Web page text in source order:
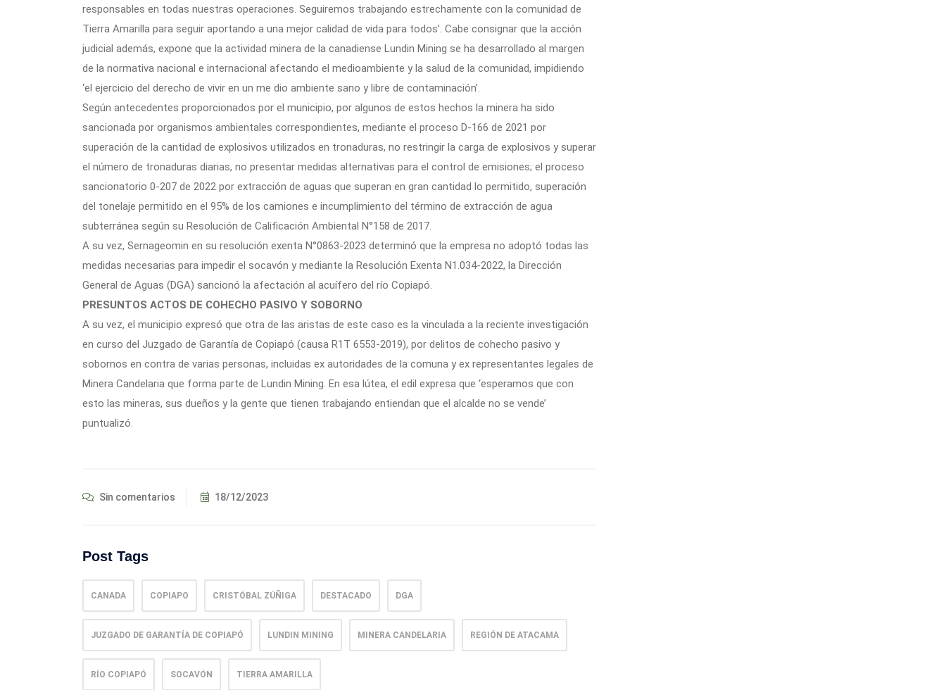
responsables en todas nuestras operaciones. Seguiremos trabajando estrechamente con la comunidad de
Tierra Amarilla para seguir aportando a una mejor calidad de vida para todos’. Cabe consignar que la acción
judicial además, expone que la actividad minera de la canadiense Lundin Mining se ha desarrollado al margen
de la normativa nacional e internacional afectando el medioambiente y la salud de la comunidad, impidiendo
‘el ejercicio del derecho de vivir en un me dio ambiente sano y libre de contaminación’.
Según antecedentes proporcionados por el municipio, por algunos de estos hechos la minera ha sido
sancionada por organismos ambientales correspondientes, mediante el proceso D-166 de 2021 por
superación de la cantidad de explosivos utilizados en tronaduras, no restringir la carga de explosivos y superar
el número de tronaduras diarias, no presentar medidas alternativas para el control de emisiones; el proceso
sancionatorio 0-207 de 2022 por extracción de aguas que superan en gran cantidad lo permitido, superación
del tonelaje permitido en el 95% de los camiones e incumplimiento del término de extracción de agua
subterránea según su Resolución de Calificación Ambiental N°158 de 2017.
A su vez, Sernageomin en su resolución exenta N°0863-2023 determinó que la empresa no adoptó todas las
medidas necesarias para impedir el socavón y mediante la Resolución Exenta N1.034-2022, la Dirección
General de Aguas (DGA) sancionó la afectación al acuífero del río Copiapó.
PRESUNTOS ACTOS DE COHECHO PASIVO Y SOBORNO
A su vez, el municipio expresó que otra de las aristas de este caso es la vinculada a la reciente investigación
en curso del Juzgado de Garantía de Copiapó (causa R1T 6553-2019), por delitos de cohecho pasivo y
sobornos en contra de varias personas, incluidas ex autoridades de la comuna y ex representantes legales de
Minera Candelaria que forma parte de Lundin Mining. En esa lútea, el edil expresa que ‘esperamos que con
esto las mineras, sus dueños y la gente que tienen trabajando entiendan que el alcalde no se vende’
puntualizó.
Sin comentarios 18/12/2023
Post Tags
CANADA COPIAPO CRISTÓBAL ZÚÑIGA DESTACADO DGA
JUZGADO DE GARANTÍA DE COPIAPÓ LUNDIN MINING MINERA CANDELARIA REGIÓN DE ATACAMA
RÍO COPIAPÓ SOCAVÓN TIERRA AMARILLA